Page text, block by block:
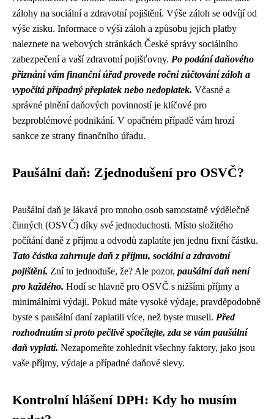
zálohy na sociální a zdravotní pojištění. Výše záloh se odvíjí od
výše zisku. Informace o výši záloh a způsobu jejich platby
naleznete na webových stránkách České správy sociálního
zabezpečení a vaší zdravotní pojišťovny. Po podání daňového
přiznání vám finanční úřad provede roční zúčtování záloh a
vypočítá případný přeplatek nebo nedoplatek. Včasné a
správné plnění daňových povinností je klíčové pro
bezproblémové podnikání. V opačném případě vám hrozí
sankce ze strany finančního úřadu.
Paušální daň: Zjednodušení pro OSVČ?
Paušální daň je lákavá pro mnoho osob samostatně výdělečně
činných (OSVČ) díky své jednoduchosti. Místo složitého
počítání daně z příjmu a odvodů zaplatíte jen jednu fixní částku.
Tato částka zahrnuje daň z příjmu, sociální a zdravotní
pojištění. Zní to jednoduše, že? Ale pozor, paušální daň není
pro každého. Hodí se hlavně pro OSVČ s nižšími příjmy a
minimálními výdaji. Pokud máte vysoké výdaje, pravděpodobně
byste s paušální daní zaplatili více, než byste museli. Před
rozhodnutím si proto pečlivě spočítejte, zda se vám paušální
daň vyplatí. Nezapomeňte zohlednit všechny faktory, jako jsou
vaše příjmy, výdaje a případné daňové slevy.
Kontrolní hlášení DPH: Kdy ho musím